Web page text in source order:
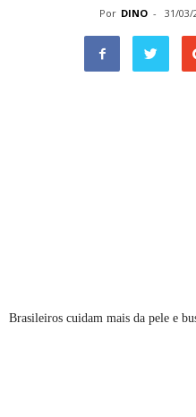
Por DINO - 31/03/
Brasileiros cuidam mais da pele e